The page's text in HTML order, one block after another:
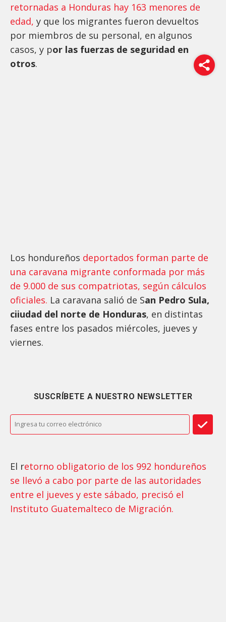
retornadas a Honduras hay 163 menores de
edad, y que los migrantes fueron devueltos
por miembros de su personal, en algunos
casos, y por las fuerzas de seguridad en
otros.
Los hondureños deportados forman parte de
una caravana migrante conformada por más
de 9.000 de sus compatriotas, según cálculos
oficiales. La caravana salió de San Pedro Sula,
ciiudad del norte de Honduras, en distintas
fases entre los pasados miércoles, jueves y
viernes.
SUSCRÍBETE A NUESTRO NEWSLETTER
El retorno obligatorio de los 992 hondureños
se llevó a cabo por parte de las autoridades
entre el jueves y este sábado, precisó el
Instituto Guatemalteco de Migración.